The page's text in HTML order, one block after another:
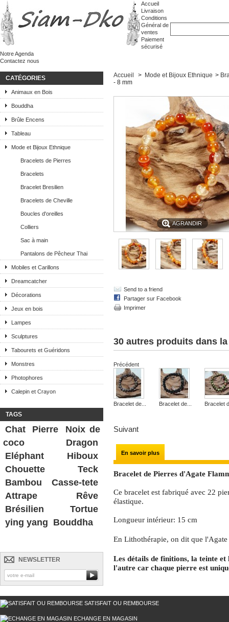
Accueil
Livraison
Conditions
Général de
ventes
Paiement
sécurisé
Notre Agenda
Contactez nous
CATÉGORIES
Animaux en Bois
Bouddha
Brûle Encens
Tableau
Mode et Bijoux Ethnique
Bracelets de Pierres
Bracelets
Bracelet Bresilien
Bracelets de Cheville
Boucles d'oreilles
Colliers
Sac à main
Pantalons de Pêcheur Thai
Mobiles et Carillons
Dreamcatcher
Décorations
Jeux en bois
Lampes
Sculptures
Tabourets et Guéridons
Monstres
Photophores
Calepin et Crayon
TAGS
Chat Pierre
Noix de
coco
Dragon
Eléphant
Hiboux
Chouette
Teck
Bambou
Casse-tete
Attrape Rêve
Brésilien
Tortue
ying yang Bouddha
NEWSLETTER
Accueil > Mode et Bijoux Ethnique >
- 8 mm
AGRANDIR
Send to a friend
Partager sur Facebook
Imprimer
30 autres produits dans
Précédent
Bracelet de... Bracelet de... Bracelet
Suivant
En savoir plus
Bracelet de Pierres d'Agate
Ce bracelet est fabriqué avec 22
élastique.
Longueur intérieur: 15 cm
En Lithothérapie, on dit que l'Agate
Les détails de finitions, la teinte
l'autre car chaque pierre est
SATISFAIT OU REMBOURSE
ECHANGE EN MAGASIN